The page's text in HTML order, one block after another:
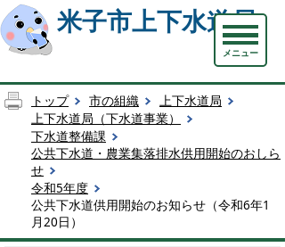
米子市上下水道局
メニュー
トップ 市の組織
上下水道局
上下水道局（下水道事業）
下水道整備課
公共下水道・農業集落排水供用開始のおしら
せ
令和5年度
公共下水道供用開始のお知らせ（令和6年1
月20日）